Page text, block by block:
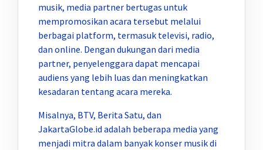
musik, media partner bertugas untuk
mempromosikan acara tersebut melalui
berbagai platform, termasuk televisi, radio,
dan online. Dengan dukungan dari media
partner, penyelenggara dapat mencapai
audiens yang lebih luas dan meningkatkan
kesadaran tentang acara mereka.
Misalnya, BTV, Berita Satu, dan
JakartaGlobe.id adalah beberapa media yang
menjadi mitra dalam banyak konser musik di